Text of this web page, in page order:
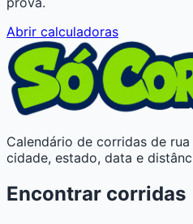
Abrir calculadoras
Calendário de corridas de
cidade, estado, data e
Encontrar corridas